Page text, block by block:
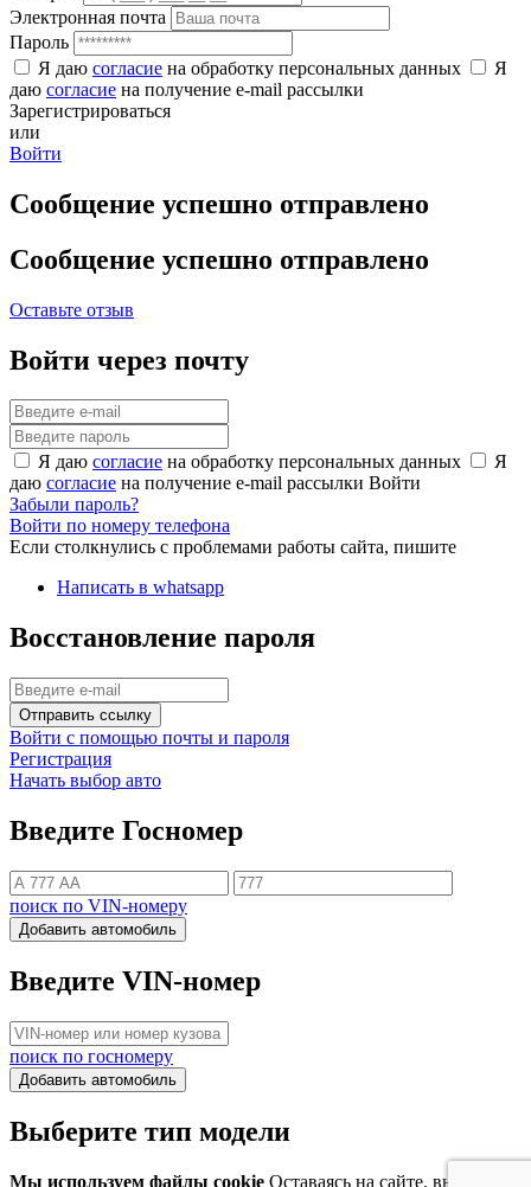
Электронная почта
Пароль
Я даю согласие на обработку персональных данных
Я
даю согласие на получение e-mail рассылки
Зарегистрироваться
или
Войти
Сообщение успешно отправлено
Сообщение успешно отправлено
Оставьте отзыв
Войти через почту
Я даю согласие на обработку персональных данных
Я
даю согласие на получение e-mail рассылки Войти
Забыли пароль?
Войти по номеру телефона
Если столкнулись с проблемами работы сайта, пишите
Написать в whatsapp
Восстановление пароля
Отправить ссылку
Войти с помощью почты и пароля
Регистрация
Начать выбор авто
Введите Госномер
поиск по VIN-номеру
Добавить автомобиль
Введите VIN-номер
поиск по госномеру
Добавить автомобиль
Выберите тип модели
Мы используем файлы cookie Оставаясь на сайте, вы